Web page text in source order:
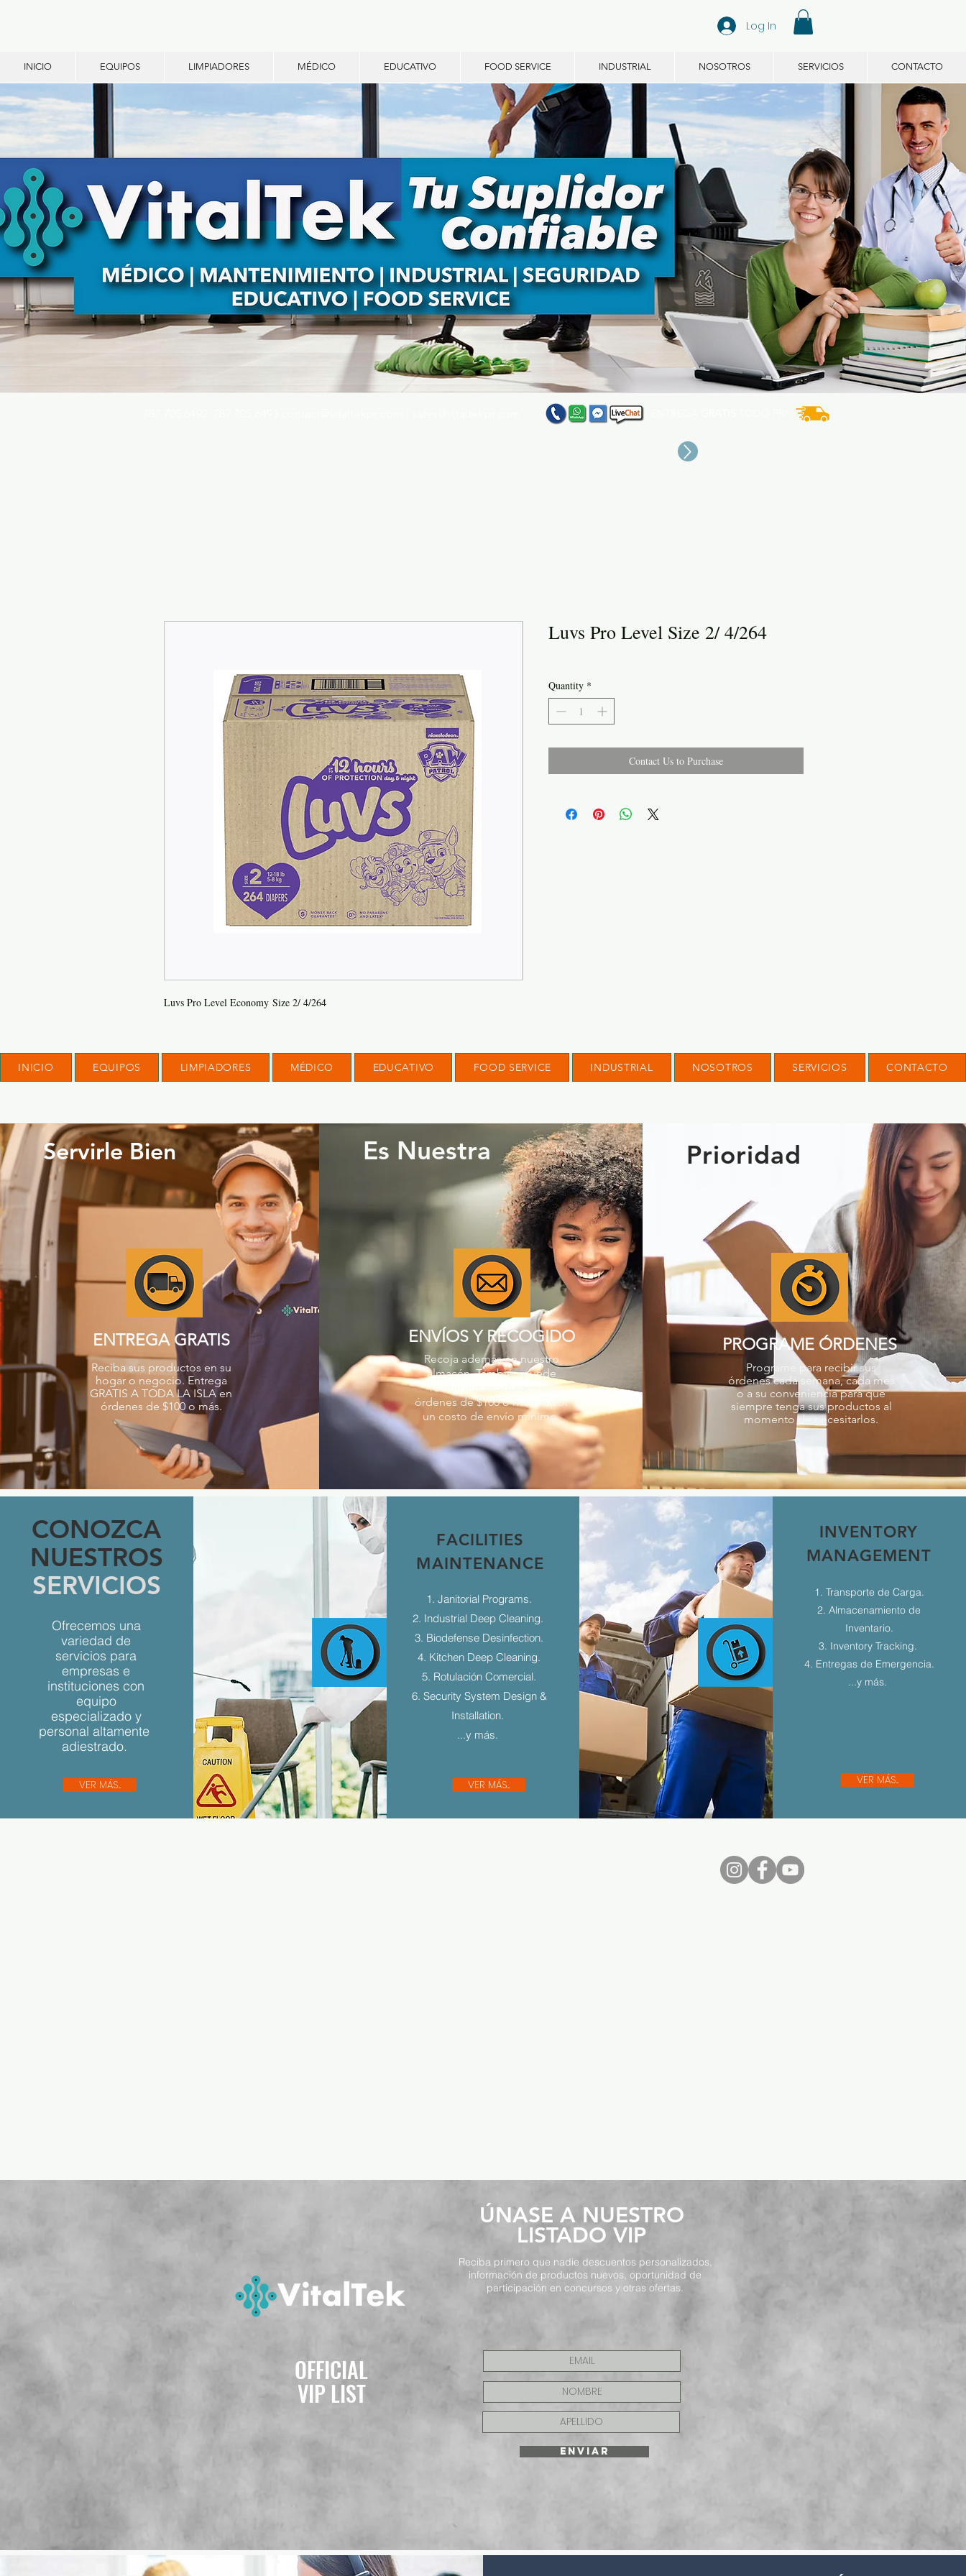
Log In
INICIO EQUIPOS LIMPIADORES MÉDICO EDUCATIVO FOOD SERVICE INDUSTRIAL NOSOTROS SERVICIOS CONTACTO
Luvs Pro Level Economy Size 2/ 4/264
Luvs Pro Level Size 2/ 4/264
Quantity *
Contact Us to Purchase
INICIO EQUIPOS LIMPIADORES MÉDICO EDUCATIVO FOOD SERVICE INDUSTRIAL NOSOTROS SERVICIOS CONTACTO
Servirle Bien
ENTREGA GRATIS
Reciba sus productos en su
hogar o negocio. Entrega
GRATIS A TODA LA ISLA en
órdenes de $100 o más.
Es Nuestra
ENVÍOS Y RECOGIDO
Recoja además en nuestro
almacén. También puede
recibir sus productos en
órdenes de $100 o menos por
un costo de envío mínimo.
Prioridad
PROGRAME ÓRDENES
Programe para recibir sus
órdenes cada semana, cada mes
o a su conveniencia para que
siempre tenga sus productos al
momento de necesitarlos.
CONOZCA
NUESTROS
SERVICIOS
Ofrecemos una
variedad de
servicios para
empresas e
instituciones con
equipo
especializado y
personal altamente
adiestrado.
VER MÁS...
FACILITIES
MAINTENANCE
1. Janitorial Programs.
2. Industrial Deep Cleaning.
3. Biodefense Desinfection.
4. Kitchen Deep Cleaning.
5. Rotulación Comercial.
6. Security System Design &
Installation.
...y más.
VER MÁS...
INVENTORY
MANAGEMENT
1. Transporte de Carga.
2. Almacenamiento de
Inventario.
3. Inventory Tracking.
4. Entregas de Emergencia.
...y más.
VER MÁS...
​ÚNASE A NUESTRO
LISTADO VIP
Reciba primero que nadie descuentos personalizados,
información de productos nuevos, oportunidad de
participación en concursos y otras ofertas.
OFFICIAL
VIP LIST
ENVIAR